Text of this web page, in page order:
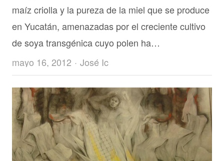
maíz criolla y la pureza de la miel que se produce
en Yucatán, amenazadas por el creciente cultivo
de soya transgénica cuyo polen ha…
mayo 16, 2012
Author
José Ic